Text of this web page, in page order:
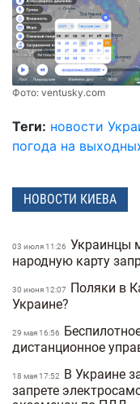
Фото: ventusky.com
Теги: новости
погода на
НОВОСТИ КИЕВА
03 июля 11:26 Украинцы
народную карту
30 июня 12:07
Поляки в
Украине?
29 мая 16:56
дистанционное
18 мая 17:52
В Украине
запрете